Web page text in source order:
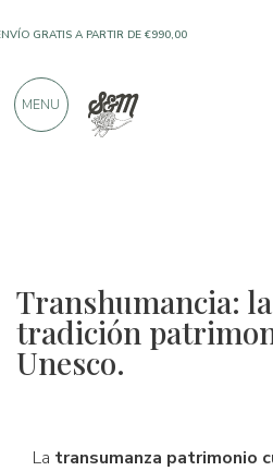
Transhumancia:
tradición
Unesco.
La transumanza patrimonio
PRODUCTOS DE FABRICANTES
DE 900 CRÍTICAS POSITIVAS
MENU